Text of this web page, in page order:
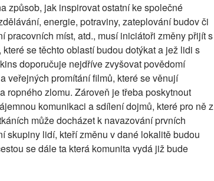
způsob, jak inspirovat ostatní ke společné
energie, potraviny, zateplování budov či
pracovních míst, atd., musí iniciátoři změny přijít s
se těchto oblastí budou dotýkat a jež lidi s
doporučuje nejdříve zvyšovat povědomí
veřejných promítání filmů, které se věnují
ropného zlomu. Zároveň je třeba poskytnout
komunikaci a sdílení dojmů, které pro ně z
může docházet k navazování prvních
skupiny lidí, kteří změnu v dané lokalitě budou
se dále ta která komunita vydá již bude